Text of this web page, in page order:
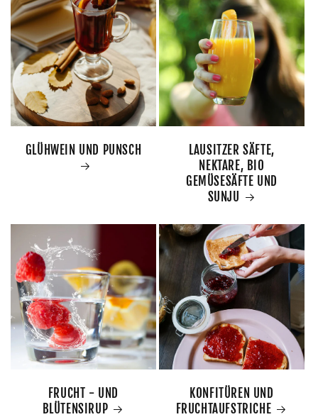
GLÜHWEIN UND PUNSCH
LAUSITZER SÄFTE,
NEKTARE, BIO
GEMÜSESÄFTE UND
SUNJU
FRUCHT - UND
BLÜTENSIRUP
KONFITÜREN UND
FRUCHTAUFSTRICHE